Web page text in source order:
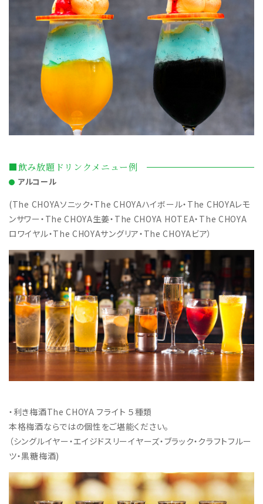
■飲み放題ドリンクメニュー例
アルコール
(The CHOYAソニック・The CHOYAハイボール・The CHOYAレモ
ンサワー・The CHOYA生姜・The CHOYA HOTEA・The CHOYA
ロワイヤル・The CHOYAサングリア・The CHOYAビア）
・利き梅酒The CHOYA フライト ５種類
本格梅酒ならではの個性をご堪能ください。
（シングルイヤー・エイジドスリーイヤーズ・ブラック・クラフトフルー
ツ・黒糖梅酒)